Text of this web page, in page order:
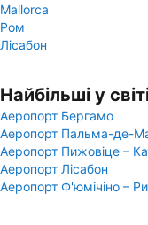
Mallorca
Ром
Лісабон
Найбільші у
Аеропорт Бергамо
Аеропорт Пальма-де-
Аеропорт Пижовіце –
Аеропорт Лісабон
Аеропорт Ф'юмічіно –